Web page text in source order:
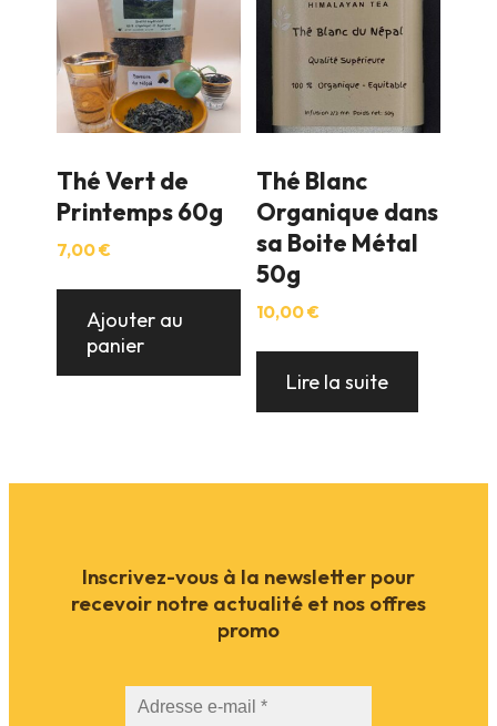
Thé Vert de
Printemps 60g
7,00€
Ajouter au
panier
Thé Blanc
Organique dans
sa Boite Métal
50g
10,00€
Lire la suite
Inscrivez-vous à la newsletter pour
recevoir notre actualité et nos offres
promo